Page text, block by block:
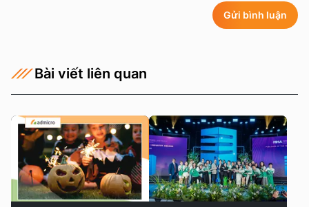
Gửi bình luận
Bài viết liên quan